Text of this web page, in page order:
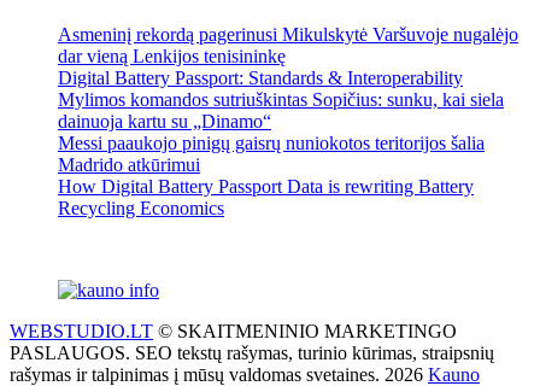
Asmeninį rekordą pagerinusi Mikulskytė Varšuvoje nugalėjo
dar vieną Lenkijos tenisininkę
Digital Battery Passport: Standards & Interoperability
Mylimos komandos sutriuškintas Sopičius: sunku, kai siela
dainuoja kartu su „Dinamo“
Messi paaukojo pinigų gaisrų nuniokotos teritorijos šalia
Madrido atkūrimui
How Digital Battery Passport Data is rewriting Battery
Recycling Economics
WEBSTUDIO.LT © SKAITMENINIO MARKETINGO
PASLAUGOS. SEO tekstų rašymas, turinio kūrimas, straipsnių
rašymas ir talpinimas į mūsų valdomas svetaines. 2026 Kauno